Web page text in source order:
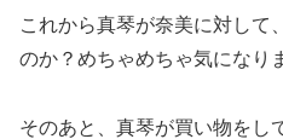
これから真琴が奈美に対して
のか？めちゃめちゃ気になり
そのあと、真琴が買い物をし